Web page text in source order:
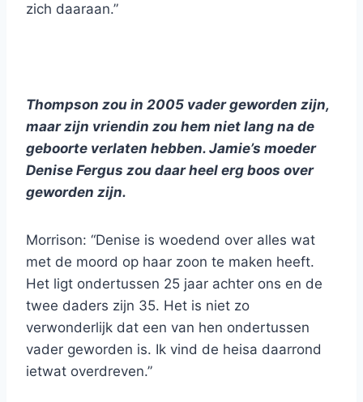
zich daaraan.”
Thompson zou in 2005 vader geworden zijn,
maar zijn vriendin zou hem niet lang na de
geboorte verlaten hebben. Jamie’s moeder
Denise Fergus zou daar heel erg boos over
geworden zijn.
Morrison: “Denise is woedend over alles wat
met de moord op haar zoon te maken heeft.
Het ligt ondertussen 25 jaar achter ons en de
twee daders zijn 35. Het is niet zo
verwonderlijk dat een van hen ondertussen
vader geworden is. Ik vind de heisa daarrond
ietwat overdreven.”